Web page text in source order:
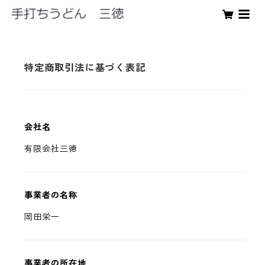
特定商取引法に基づく表記
会社名
有限会社三徳
事業者の名称
岡田栄一